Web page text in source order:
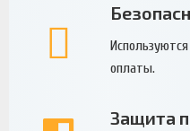
оплаты.
Защита